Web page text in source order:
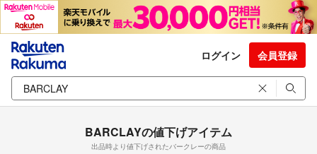
ログイン 会員登録
BARCLAYの値下げアイテム
出品時より値下げされたバークレーの商品